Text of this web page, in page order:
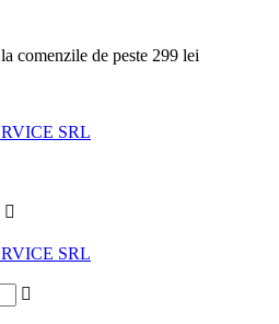
la comenzile de peste 299 lei